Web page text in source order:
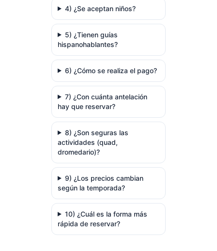
4) ¿Se aceptan niños?
5) ¿Tienen guías
hispanohablantes?
6) ¿Cómo se realiza el pago?
7) ¿Con cuánta antelación
hay que reservar?
8) ¿Son seguras las
actividades (quad,
dromedario)?
9) ¿Los precios cambian
según la temporada?
10) ¿Cuál es la forma más
rápida de reservar?